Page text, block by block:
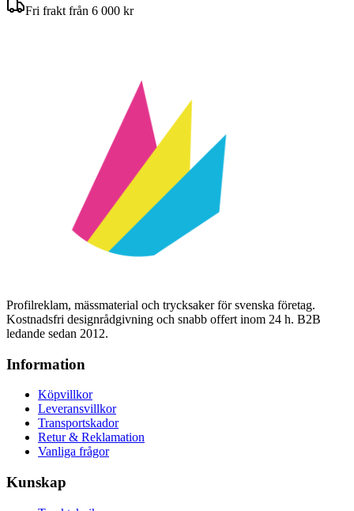
Fri frakt från 6 000 kr
Profilreklam, mässmaterial och trycksaker för svenska företag.
Kostnadsfri designrådgivning och snabb offert inom 24 h. B2B
ledande sedan 2012.
Information
Köpvillkor
Leveransvillkor
Transportskador
Retur & Reklamation
Vanliga frågor
Kunskap